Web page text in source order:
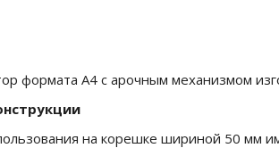
формата А4 с арочным механизмом
на корешке шириной 50 мм